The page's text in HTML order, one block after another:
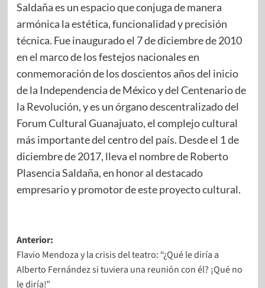
Saldaña es un espacio que conjuga de manera
armónica la estética, funcionalidad y precisión
técnica. Fue inaugurado el 7 de diciembre de 2010
en el marco de los festejos nacionales en
conmemoración de los doscientos años del inicio
de la Independencia de México y del Centenario de
la Revolución, y es un órgano descentralizado del
Forum Cultural Guanajuato, el complejo cultural
más importante del centro del país. Desde el 1 de
diciembre de 2017, lleva el nombre de Roberto
Plasencia Saldaña, en honor al destacado
empresario y promotor de este proyecto cultural.
Anterior:
Flavio Mendoza y la crisis del teatro: “¿Qué le diría a
Alberto Fernández si tuviera una reunión con él? ¡Qué no
le diría!”